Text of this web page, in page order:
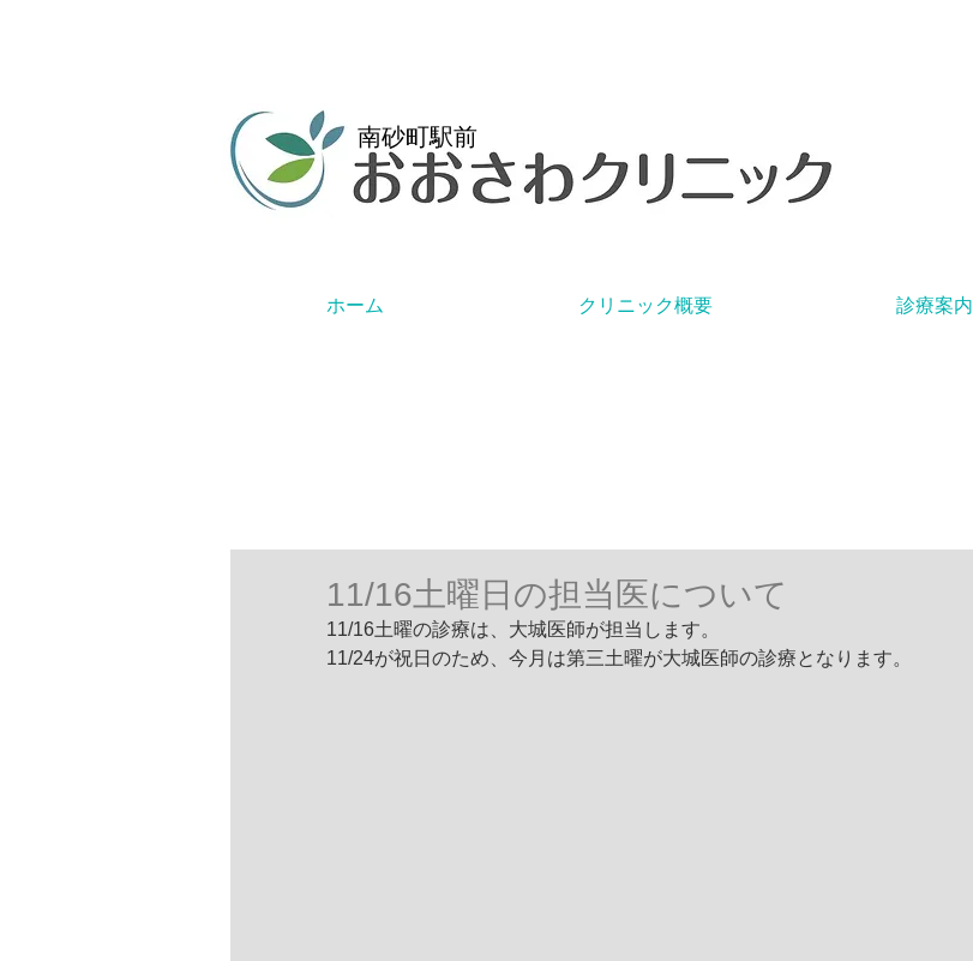
南砂町駅前
ホーム クリニック概要 診療案内
11/16土曜日の担当医について
11/16土曜の診療は、大城医師が担当します。
11/24が祝日のため、今月は第三土曜が大城医師の診療となります。